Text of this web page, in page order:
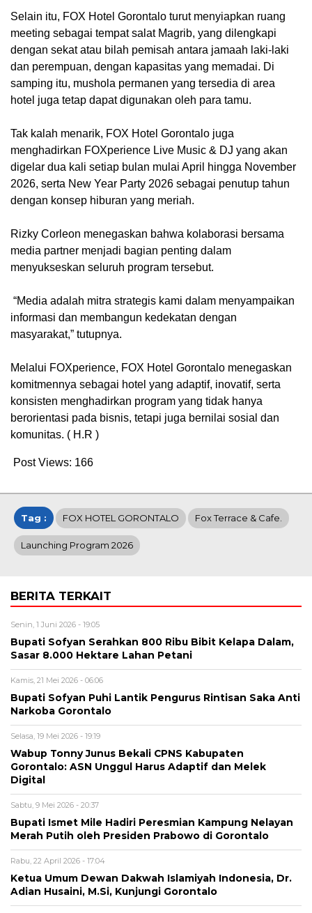
‎Selain itu, FOX Hotel Gorontalo turut menyiapkan ruang
meeting sebagai tempat salat Magrib, yang dilengkapi
dengan sekat atau bilah pemisah antara jamaah laki-laki
dan perempuan, dengan kapasitas yang memadai. Di
samping itu, mushola permanen yang tersedia di area
hotel juga tetap dapat digunakan oleh para tamu.
‎Tak kalah menarik, FOX Hotel Gorontalo juga
menghadirkan FOXperience Live Music & DJ yang akan
digelar dua kali setiap bulan mulai April hingga November
2026, serta New Year Party 2026 sebagai penutup tahun
dengan konsep hiburan yang meriah.
‎Rizky Corleon menegaskan bahwa kolaborasi bersama
media partner menjadi bagian penting dalam
menyukseskan seluruh program tersebut.
‎ “Media adalah mitra strategis kami dalam menyampaikan
informasi dan membangun kedekatan dengan
masyarakat,” tutupnya.
‎Melalui FOXperience, FOX Hotel Gorontalo menegaskan
komitmennya sebagai hotel yang adaptif, inovatif, serta
konsisten menghadirkan program yang tidak hanya
berorientasi pada bisnis, tetapi juga bernilai sosial dan
komunitas. ( H.R )
Post Views: 166
Tag : FOX HOTEL GORONTALO Fox Terrace & Cafe.
Launching Program 2026
BERITA TERKAIT
Senin, 1 Juni 2026 - 19:05
Bupati Sofyan Serahkan 800 Ribu Bibit Kelapa Dalam,
Sasar 8.000 Hektare Lahan Petani
Kamis, 21 Mei 2026 - 06:06
Bupati Sofyan Puhi Lantik Pengurus Rintisan Saka Anti
Narkoba Gorontalo
Selasa, 19 Mei 2026 - 19:19
Wabup Tonny Junus Bekali CPNS Kabupaten
Gorontalo: ASN Unggul Harus Adaptif dan Melek
Digital
Sabtu, 9 Mei 2026 - 20:37
Bupati Ismet Mile Hadiri Peresmian Kampung Nelayan
Merah Putih oleh Presiden Prabowo di Gorontalo
Rabu, 22 April 2026 - 17:04
Ketua Umum Dewan Dakwah Islamiyah Indonesia, Dr.
Adian Husaini, M.Si, Kunjungi Gorontalo